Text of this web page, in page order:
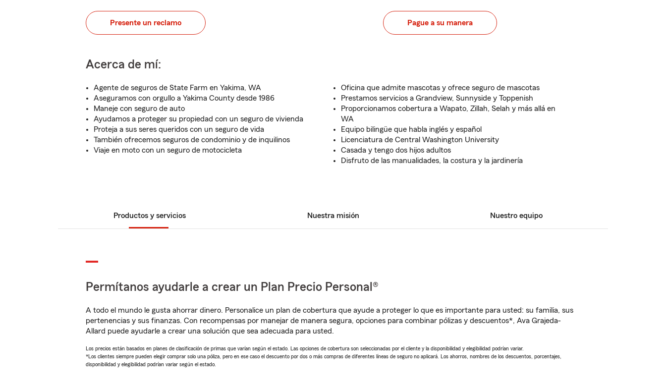
Presente un reclamo Pague a su manera
Acerca de mí:
Agente de seguros de State Farm en Yakima, WA
Aseguramos con orgullo a Yakima County desde 1986
Maneje con seguro de auto
Ayudamos a proteger su propiedad con un seguro de vivienda
Proteja a sus seres queridos con un seguro de vida
También ofrecemos seguros de condominio y de inquilinos
Viaje en moto con un seguro de motocicleta
Oficina que admite mascotas y ofrece seguro de mascotas
Prestamos servicios a Grandview, Sunnyside y Toppenish
Proporcionamos cobertura a Wapato, Zillah, Selah y más allá en
WA
Equipo bilingüe que habla inglés y español
Licenciatura de Central Washington University
Casada y tengo dos hijos adultos
Disfruto de las manualidades, la costura y la jardinería
Productos y servicios Nuestra misión Nuestro equipo
Permítanos ayudarle a crear un Plan Precio Personal®
A todo el mundo le gusta ahorrar dinero. Personalice un plan de cobertura que ayude a proteger lo que es importante para usted: su familia, sus
pertenencias y sus finanzas. Con recompensas por manejar de manera segura, opciones para combinar pólizas y descuentos*, Ava Grajeda-
Allard puede ayudarle a crear una solución que sea adecuada para usted.
Los precios están basados en planes de clasificación de primas que varían según el estado. Las opciones de cobertura son seleccionadas por el cliente y la disponibilidad y elegibilidad podrían variar.
*Los clientes siempre pueden elegir comprar solo una póliza, pero en ese caso el descuento por dos o más compras de diferentes líneas de seguro no aplicará. Los ahorros, nombres de los descuentos, porcentajes,
disponibilidad y elegibilidad podrían variar según el estado.